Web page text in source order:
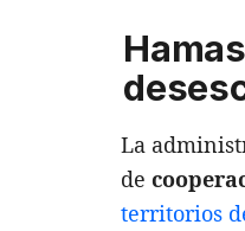
La
de
territorios